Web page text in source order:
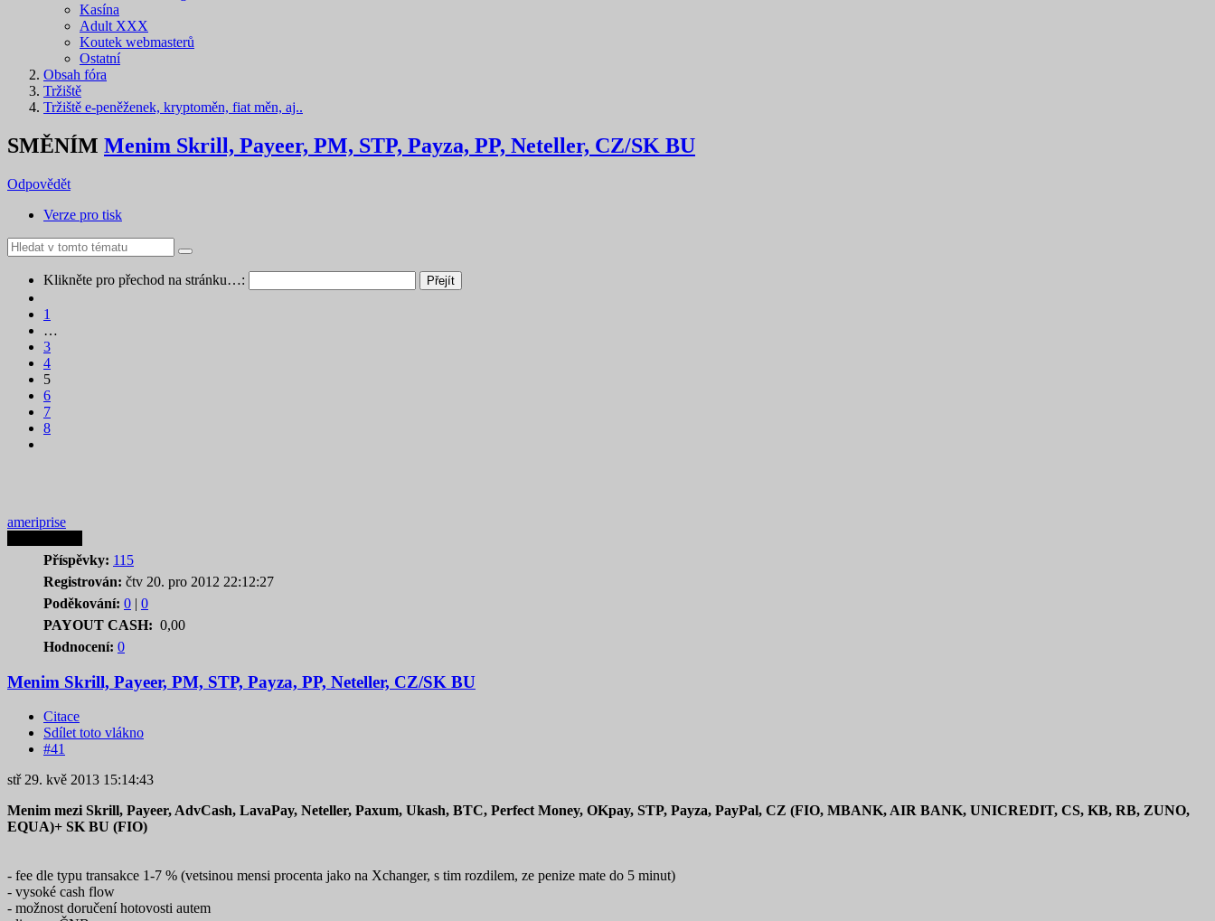
Kasína
Adult XXX
Koutek webmasterů
Ostatní
Obsah fóra
Tržiště
Tržiště e-peněženek, kryptoměn, fiat měn, aj..
SMĚNÍM Menim Skrill, Payeer, PM, STP, Payza, PP, Neteller, CZ/SK BU
Odpovědět
Verze pro tisk
Klikněte pro přechod na stránku…:
1
…
3
4
5
6
7
8
ameriprise
Příspěvky: 115
Registrován: čtv 20. pro 2012 22:12:27
Poděkování: 0 | 0
PAYOUT CASH: 0,00
Hodnocení: 0
Menim Skrill, Payeer, PM, STP, Payza, PP, Neteller, CZ/SK BU
Citace
Sdílet toto vlákno
#41
stř 29. kvě 2013 15:14:43
Menim mezi Skrill, Payeer, AdvCash, LavaPay, Neteller, Paxum, Ukash, BTC, Perfect Money, OKpay, STP, Payza, PayPal, CZ (FIO, MBANK, AIR BANK, UNICREDIT, CS, KB, RB, ZUNO,
EQUA)+ SK BU (FIO)
- fee dle typu transakce 1-7 % (vetsinou mensi procenta jako na Xchanger, s tim rozdilem, ze penize mate do 5 minut)
- vysoké cash flow
- možnost doručení hotovosti autem